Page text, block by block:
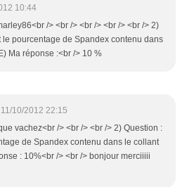
10:44
/> <br /> <br /> <br /> <br /> 2)
le pourcentage de Spandex contenu dans
Ma réponse :<br /> 10 %
11/10/2012 22:15
vachez<br /> <br /> <br /> 2) Question :
de Spandex contenu dans le collant
: 10%<br /> <br /> bonjour merciiiii